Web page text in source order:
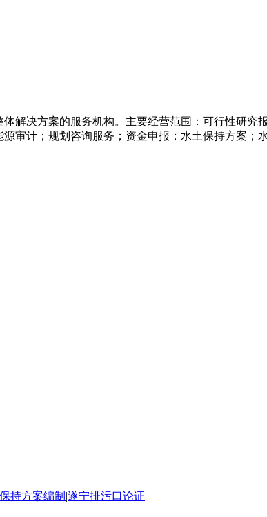
解决方案的服务机构。主要经营范围：可行性研究
审计；规划咨询服务；资金申报；水土保持方案；
持方案编制 |遂宁排污口论证